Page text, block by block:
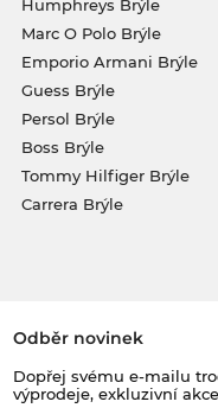
Humphreys Brýle
Marc O Polo Brýle
Emporio Armani Brýle
Guess Brýle
Persol Brýle
Boss Brýle
Tommy Hilfiger Brýle
Carrera Brýle
Odběr novinek
Dopřej svému e-mailu
výprodeje, exkluzivní